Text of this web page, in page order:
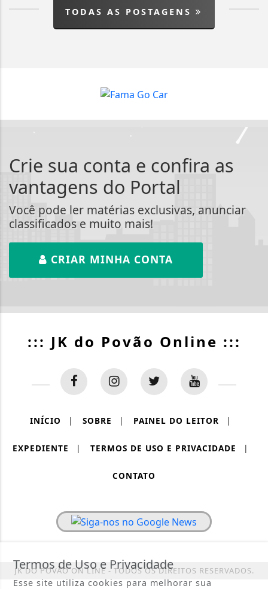
TODAS AS POSTAGENS
Crie sua conta e confira as
vantagens do Portal
Você pode ler matérias exclusivas, anunciar
classificados e muito mais!
CRIAR MINHA CONTA
::: JK do Povão Online :::
INÍCIO | SOBRE | PAINEL DO LEITOR |
EXPEDIENTE | TERMOS DE USO E PRIVACIDADE |
CONTATO
JK DO POVÃO ON LINE - TODOS OS DIREITOS RESERVADOS.
Termos de Uso e Privacidade
Esse site utiliza cookies para melhorar sua